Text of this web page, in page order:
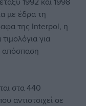
με έδρα τη
της Interpol, η
για
απόσπαση
στα 440
αντιστοιχεί σε